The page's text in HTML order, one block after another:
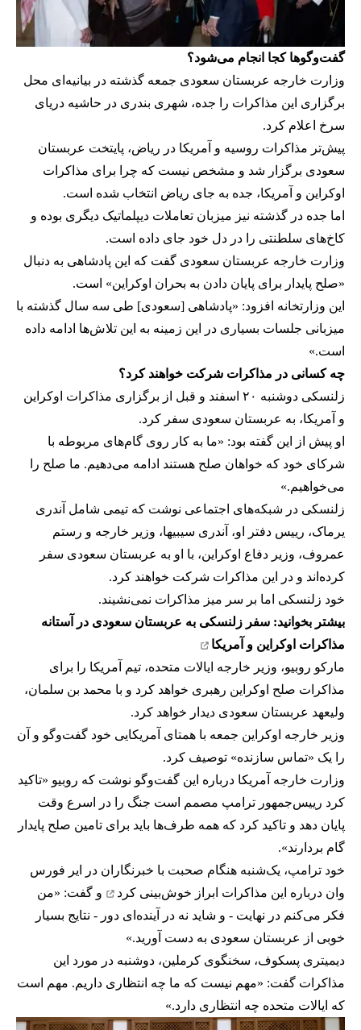
گفت‌وگوها کجا انجام می‌شود؟
وزارت خارجه عربستان سعودی جمعه گذشته در بیانیه‌ای محل
برگزاری این مذاکرات را جده، شهری بندری در حاشیه دریای
سرخ اعلام کرد.
پیش‌تر مذاکرات روسیه و آمریکا در ریاض، پایتخت عربستان
سعودی برگزار شد و مشخص نیست که چرا برای مذاکرات
اوکراین و آمریکا، جده به جای ریاض انتخاب شده است.
اما جده در گذشته نیز میزبان تعاملات دیپلماتیک دیگری بوده و
کاخ‌های سلطنتی را در دل خود جای داده است.
وزارت خارجه عربستان سعودی گفت که این پادشاهی به دنبال
«صلح پایدار برای پایان دادن به بحران اوکراین» است.
این وزارتخانه افزود: «پادشاهی [سعودی] طی سه سال گذشته با
میزبانی جلسات بسیاری در این زمینه به این تلاش‌ها ادامه داده
است.»
چه کسانی در مذاکرات شرکت خواهند کرد؟
زلنسکی دوشنبه ۲۰ اسفند و قبل از برگزاری مذاکرات اوکراین
و آمریکا، به عربستان سعودی سفر کرد.
او پیش از این گفته بود: «ما به کار روی گام‌های مربوطه با
شرکای خود که خواهان صلح هستند ادامه می‌دهیم. ما صلح را
می‌خواهیم.»
زلنسکی در شبکه‌های اجتماعی نوشت که تیمی شامل آندری
یرماک، رییس دفتر او، آندری سیبیها، وزیر خارجه و رستم
عمروف، وزیر دفاع اوکراین، با او به عربستان سعودی سفر
کرده‌اند و در این مذاکرات شرکت خواهند کرد.
خود زلنسکی اما بر سر میز مذاکرات نمی‌نشیند.
بیشتر بخوانید: سفر زلنسکی به عربستان سعودی در آستانه
مذاکرات اوکراین و آمریکا
مارکو روبیو، وزیر خارجه ایالات متحده، تیم آمریکا را برای
مذاکرات صلح اوکراین رهبری خواهد کرد و با محمد بن سلمان،
ولیعهد عربستان سعودی دیدار خواهد کرد.
وزیر خارجه اوکراین جمعه با همتای آمریکایی خود گفت‌وگو و آن
را یک «تماس سازنده» توصیف کرد.
وزارت خارجه آمریکا درباره این گفت‌وگو نوشت که روبیو «تاکید
کرد رییس‌جمهور ترامپ مصمم است جنگ را در اسرع وقت
پایان دهد و تاکید کرد که همه طرف‌ها باید برای تامین صلح پایدار
گام بردارند».
خود ترامپ، یک‌شنبه هنگام صحبت با خبرنگاران در ایر فورس
وان درباره این مذاکرات ابراز خوش‌بینی کرد
و گفت: «من
فکر می‌کنم در نهایت - و شاید نه در آینده‌ای دور - نتایج بسیار
خوبی از عربستان سعودی به دست آورید.»
دیمیتری پسکوف، سخنگوی کرملین، دوشنبه در مورد این
مذاکرات گفت: «مهم نیست که ما چه انتظاری داریم. مهم است
که ایالات متحده چه انتظاری دارد.»